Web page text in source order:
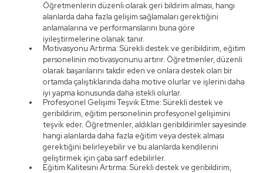
Öğretmenlerin düzenli olarak geri bildirim alması, hangi
alanlarda daha fazla gelişim sağlamaları gerektiğini
anlamalarına ve performanslarını buna göre
iyileştirmelerine olanak tanır.
Motivasyonu Artırma: Sürekli destek ve geribildirim, eğitim
personelinin motivasyonunu artırır. Öğretmenler, düzenli
olarak başarılarını takdir eden ve onlara destek olan bir
ortamda çalıştıklarında daha motive olurlar ve işlerini daha
iyi yapma konusunda daha istekli olurlar.
Profesyonel Gelişimi Teşvik Etme: Sürekli destek ve
geribildirim, eğitim personelinin profesyonel gelişimini
teşvik eder. Öğretmenler, aldıkları geribildirimler sayesinde
hangi alanlarda daha fazla eğitim veya destek alması
gerektiğini belirleyebilir ve bu alanlarda kendilerini
geliştirmek için çaba sarf edebilirler.
Eğitim Kalitesini Artırma: Sürekli destek ve geribildirim,